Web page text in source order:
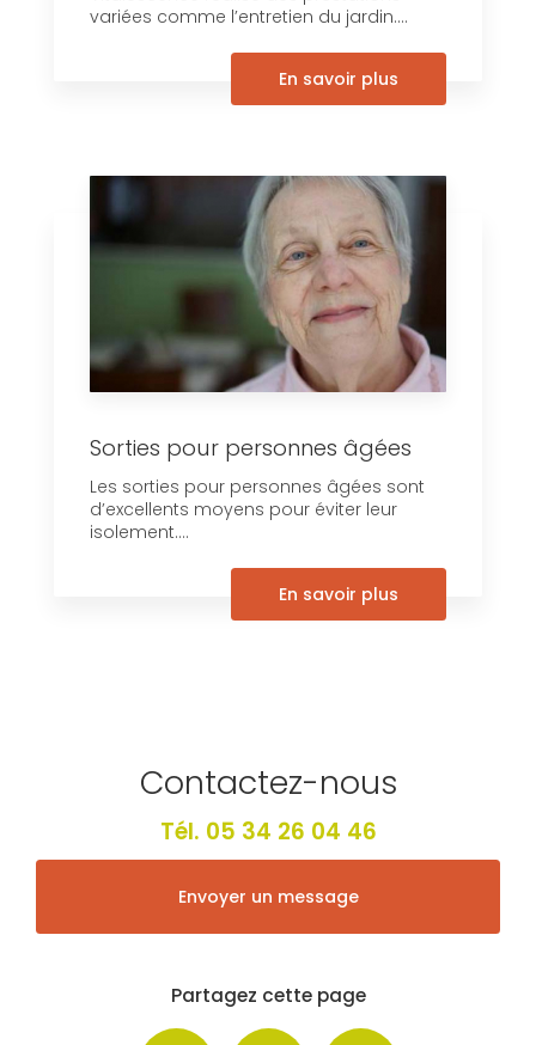
variées comme l’entretien du jardin....
En savoir plus
Sorties pour personnes âgées
Les sorties pour personnes âgées sont
d’excellents moyens pour éviter leur
isolement....
En savoir plus
Contactez-nous
Tél. 05 34 26 04 46
Envoyer un message
Partagez cette page
Facebook